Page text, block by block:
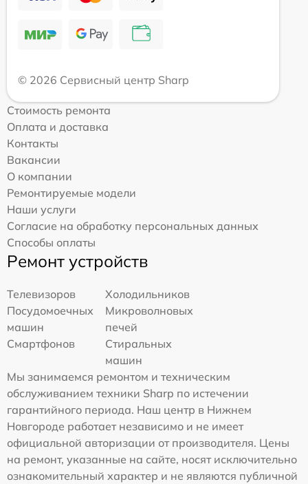
© 2026 Сервисный центр Sharp
Стоимость ремонта
Оплата и доставка
Контакты
Вакансии
О компании
Ремонтируемые модели
Наши услуги
Согласие на обработку персональных данных
Способы оплаты
Ремонт устройств
Телевизоров
Холодильников
Посудомоечных
машин
Микроволновых
печей
Смартфонов
Стиральных
машин
Мы занимаемся ремонтом и техническим
обслуживанием техники Sharp по истечении
гарантийного периода. Наш центр в Нижнем
Новгороде работает независимо и не имеет
официальной авторизации от производителя. Цены
на ремонт, указанные на сайте, носят исключительно
ознакомительный характер и не являются публичной